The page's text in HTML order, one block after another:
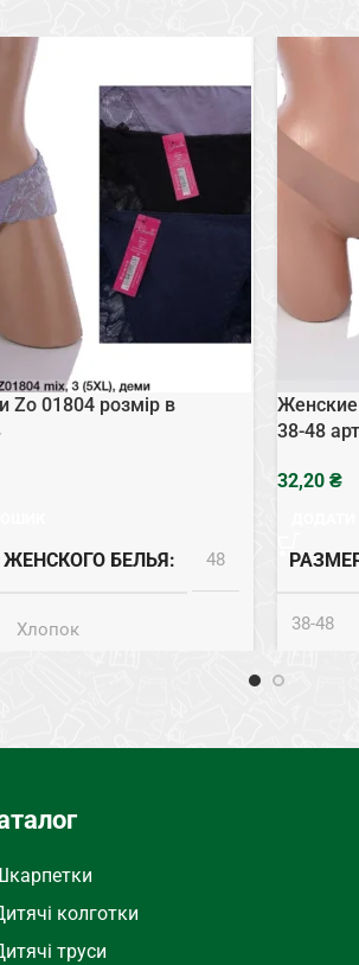
Zo 01804 розмір в
БЕЛЬЯ 48
Хлопок
38-48
₴
38-48
ТИП
колготки
труси